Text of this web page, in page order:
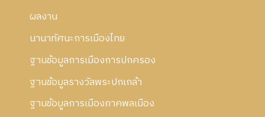
ผลงาน
นานาทัศนะการเมืองไทย
ฐานข้อมูลการเมืองการปกครอง
ฐานข้อมูลรางวัลพระปกเกล้า
ฐานข้อมูลการเมืองภาคพลเมือง